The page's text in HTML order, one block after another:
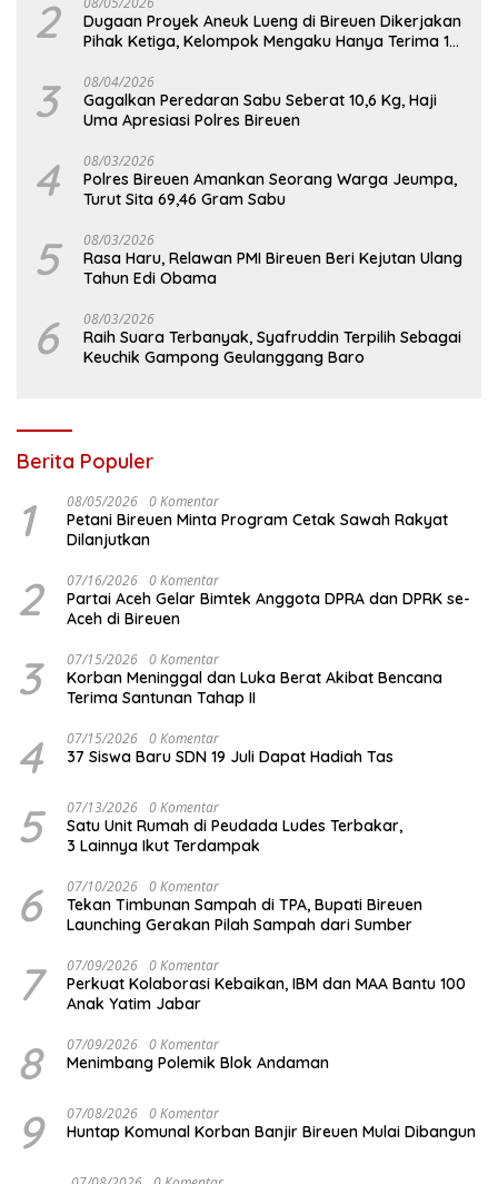
2
Dugaan Proyek Aneuk Lueng di Bireuen Dikerjakan
Pihak Ketiga, Kelompok Mengaku Hanya Terima 10
3 08/04/2026
Gagalkan Peredaran Sabu Seberat 10,6 Kg, Haji
Uma Apresiasi Polres Bireuen
4 08/03/2026
Polres Bireuen Amankan Seorang Warga Jeumpa,
Turut Sita 69,46 Gram Sabu
5 08/03/2026
Rasa Haru, Relawan PMI Bireuen Beri Kejutan Ulang
Tahun Edi Obama
6 08/03/2026
Raih Suara Terbanyak, Syafruddin Terpilih Sebagai
Keuchik Gampong Geulanggang Baro
Berita Populer
1 08/05/2026 0 Komentar
Petani Bireuen Minta Program Cetak Sawah Rakyat
Dilanjutkan
2 07/16/2026 0 Komentar
Partai Aceh Gelar Bimtek Anggota DPRA dan DPRK se-
Aceh di Bireuen
3 07/15/2026 0 Komentar
Korban Meninggal dan Luka Berat Akibat Bencana
Terima Santunan Tahap II
4 07/15/2026 0 Komentar
37 Siswa Baru SDN 19 Juli Dapat Hadiah Tas
5 07/13/2026 0 Komentar
Satu Unit Rumah di Peudada Ludes Terbakar,
3 Lainnya Ikut Terdampak
6 07/10/2026 0 Komentar
Tekan Timbunan Sampah di TPA, Bupati Bireuen
Launching Gerakan Pilah Sampah dari Sumber
7 07/09/2026 0 Komentar
Perkuat Kolaborasi Kebaikan, IBM dan MAA Bantu 100
Anak Yatim Jabar
8 07/09/2026 0 Komentar
Menimbang Polemik Blok Andaman
9 07/08/2026 0 Komentar
Huntap Komunal Korban Banjir Bireuen Mulai Dibangun